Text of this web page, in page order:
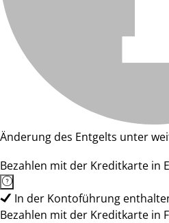
Änderung des Entgelts unter
Bezahlen mit der Kreditkarte in
In der Kontoführung
Bezahlen mit der Kreditkarte in